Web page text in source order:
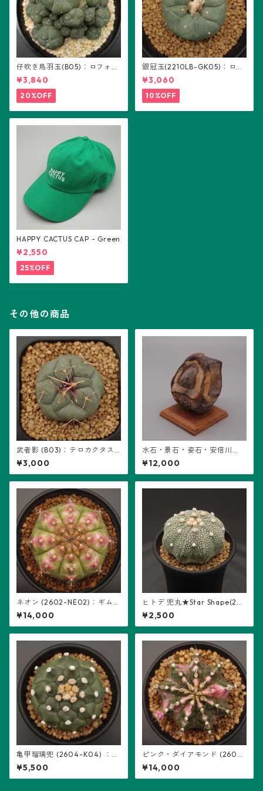
仔吹き烏羽玉(B05)：ロフォフ
ォラ属
¥3,840
20%OFF
銀冠玉(2210LB-GK05)：ロフ
ォフォラ属 ※実生
¥3,060
10%OFF
HAPPY CACTUS CAP - Green
¥2,550
25%OFF
その他の商品
武者影 (B03)：テロカクタス
属 ※実生
¥3,000
水石・景石・姿石・安倍川
石・鉄岩石・ウブ石 (B17) ※石
＋台座
¥12,000
ネオン (2602-NE02)：ギムノ
カリキウム属 ※実生
¥14,000
ヒトデ 兜丸★Star Shape(26
04-S03)：アストロフィツム
属 ※実生
¥2,500
亀甲瑠璃兜 (2604-K04) ：ア
ストロフィツム属 ※実生
¥5,500
ピンク・ダイアモンド (2602-
PDM05)：ギムノカリキウム属
¥14,000